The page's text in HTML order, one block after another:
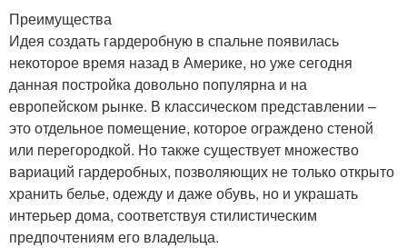
Преимущества
Идея создать гардеробную в спальне появилась
некоторое время назад в Америке, но уже сегодня
данная постройка довольно популярна и на
европейском рынке. В классическом представлении –
это отдельное помещение, которое ограждено стеной
или перегородкой. Но также существует множество
вариаций гардеробных, позволяющих не только открыто
хранить белье, одежду и даже обувь, но и украшать
интерьер дома, соответствуя стилистическим
предпочтениям его владельца.